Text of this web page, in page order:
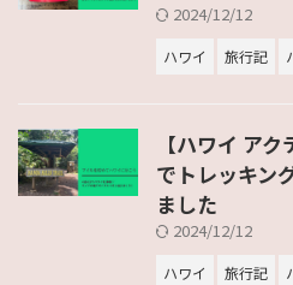
2024/12/12
ハワイ 旅行記
【ハワイ ア
でトレッキン
ました
2024/12/12
ハワイ 旅行記